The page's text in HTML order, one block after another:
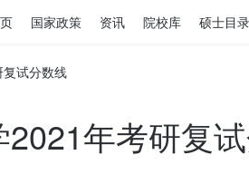
国家政策 资讯 院校库 硕士目录
试分数线
年考研复